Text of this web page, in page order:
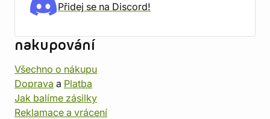
Přidej se na Discord!
nakupování
Všechno o nákupu
Doprava a Platba
Jak balíme zásilky
Reklamace a vrácení